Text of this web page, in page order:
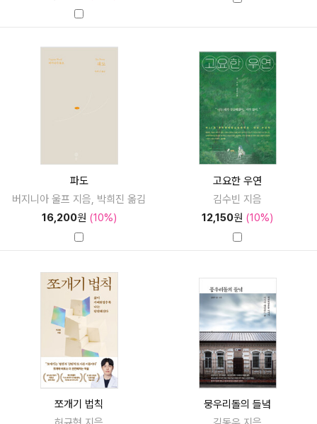
파도
버지니아 울프 지음, 박희진 옮김
16,200원 (10%)
고요한 우연
김수빈 지음
12,150원 (10%)
쪼개기 법칙
뭉우리돌의 들녘